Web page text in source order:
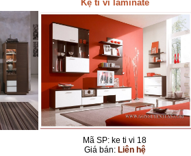
Kệ ti vi laminate
Mã SP: ke ti vi 18
Giá bán: Liên hệ